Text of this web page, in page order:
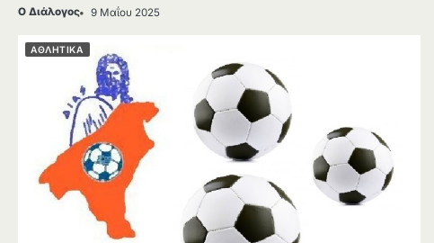
Ο Διάλογος 9 Μαΐου 2025
ΑΘΛΗΤΙΚΑ